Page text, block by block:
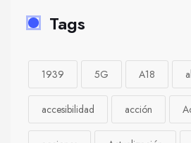
Tags
1939 5G A18
accesibilidad acción